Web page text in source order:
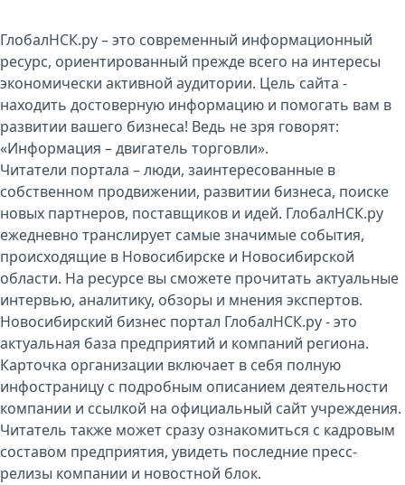
ГлобалНСК.ру – это современный информационный
ресурс, ориентированный прежде всего на интересы
экономически активной аудитории. Цель сайта -
находить достоверную информацию и помогать вам в
развитии вашего бизнеса! Ведь не зря говорят:
«Информация – двигатель торговли».
Читатели портала – люди, заинтересованные в
собственном продвижении, развитии бизнеса, поиске
новых партнеров, поставщиков и идей. ГлобалНСК.ру
ежедневно транслирует самые значимые события,
происходящие в Новосибирске и Новосибирской
области. На ресурсе вы сможете прочитать актуальные
интервью, аналитику, обзоры и мнения экспертов.
Новосибирский бизнес портал ГлобалНСК.ру - это
актуальная база предприятий и компаний региона.
Карточка организации включает в себя полную
инфостраницу с подробным описанием деятельности
компании и ссылкой на официальный сайт учреждения.
Читатель также может сразу ознакомиться с кадровым
составом предприятия, увидеть последние пресс-
релизы компании и новостной блок.